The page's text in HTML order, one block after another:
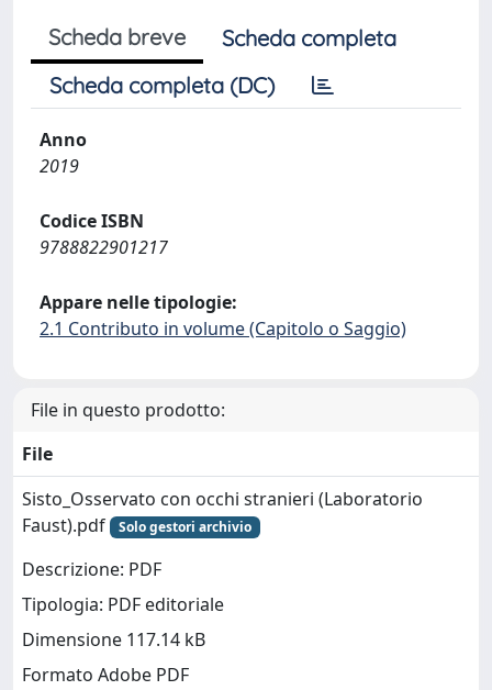
Scheda breve
Scheda completa
Scheda completa (DC)
Anno
2019
Codice ISBN
9788822901217
Appare nelle tipologie:
2.1 Contributo in volume (Capitolo o Saggio)
File in questo prodotto:
File
Sisto_Osservato con occhi stranieri (Laboratorio
Faust).pdf
Solo gestori archivio
Descrizione: PDF
Tipologia: PDF editoriale
Dimensione 117.14 kB
Formato Adobe PDF